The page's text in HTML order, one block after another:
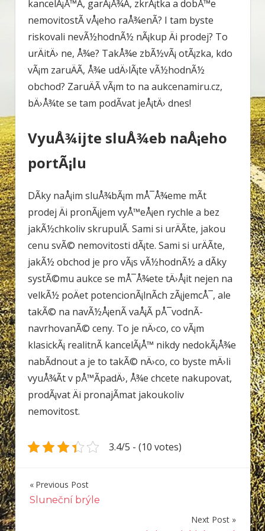
kancelÃ¡Å™Ã­, garÃ¡Å¾Ã­, zkrÃ¡tka a dobÅ™e
nemovitostÃ­ vÅ¡eho raÅ¾enÃ­? I tam byste
riskovali nevÃ½hodnÃ½ nÃ¡kup Äi prodej? To
urÄitÄ› ne, Å¾e? TakÅ¾e zbÃ½vÃ¡ otÃ¡zka, kdo
vÃ¡m zaruÄÃ­, Å¾e udÄ›lÃ¡te vÃ½hodnÃ½
obchod? ZaruÄÃ­ vÃ¡m to na aukcenamiru.cz,
bÄ›Å¾te se tam podÃ­vat jeÅ¡tÄ› dnes!
VyuÅ¾ijte sluÅ¾eb naÅ¡eho
portÃ¡lu
DÃ­ky naÅ¡im sluÅ¾bÃ¡m mÅ¯Å¾eme mÃ­t
prodej Äi pronÃ¡jem vyÅ™eÅ¡en rychle a bez
jakÃ½chkoliv skrupulÃ­. Sami si urÄÃ­te, jakou
cenu svÃ© nemovitosti dÃ¡te. Sami si urÄÃ­te,
jakÃ½ obchod je pro vÃ¡s vÃ½hodnÃ½ a dÃ­ky
systÃ©mu aukce se mÅ¯Å¾ete tÄ›Å¡it nejen na
velkÃ½ poÄet potencionÃ¡lnÃ­ch zÃ¡jemcÅ¯, ale
takÃ© na navÃ½Å¡enÃ­ vaÅ¡Ã­ pÅ¯vodnÃ­
navrhovanÃ© ceny. To je nÄ›co, co vÃ¡m
klasickÃ¡ realitnÃ­ kancelÃ¡Å™ nikdy nedokÃ¡Å¾e
nabÃ­dnout a je to takÃ© nÄ›co, co byste mÄ›li
vyuÅ¾Ã­t v pÅ™Ã­padÄ›, Å¾e chcete nakupovat,
prodÃ¡vat Äi pronajÃ­mat jakoukoliv
nemovitost.
3.4/5 - (10 votes)
Navigace
Previous Post
Sluneční brýle
Next Post